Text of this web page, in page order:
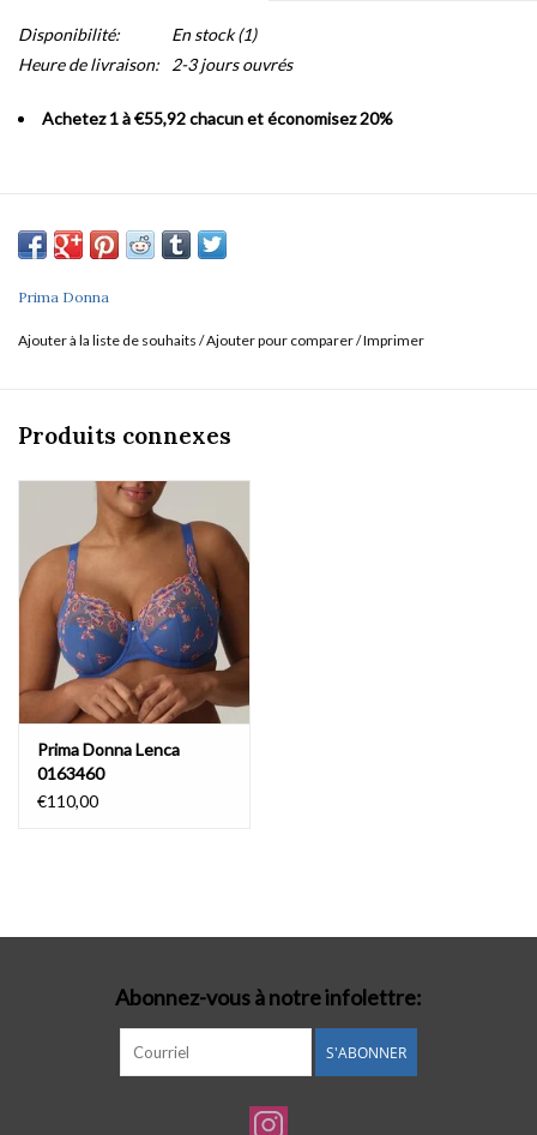
Disponibilité: En stock(1)
Heure de livraison: 2-3 jours ouvrés
Achetez 1 à €55,92 chacun et économisez 20%
Prima Donna
Ajouter à la liste de souhaits /Ajouter pour comparer/Imprimer
Produits connexes
Prima Donna Lenca
0163460
€110,00
Abonnez-vous à notre infolettre:
S'ABONNER